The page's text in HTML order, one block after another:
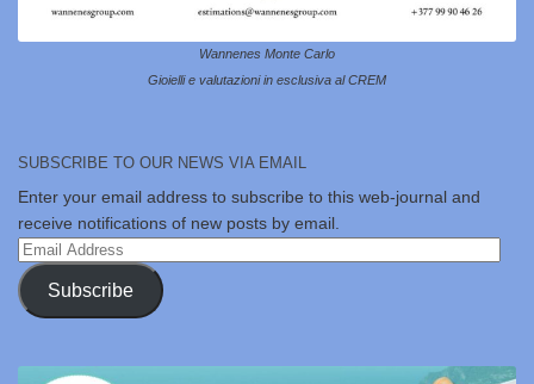
Wannenes Monte Carlo
Gioielli e valutazioni in esclusiva al CREM
SUBSCRIBE TO OUR NEWS VIA EMAIL
Enter your email address to subscribe to this web-journal and
receive notifications of new posts by email.
Email
Address
Subscribe